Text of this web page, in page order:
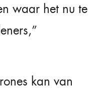
waar het nu te
kan van